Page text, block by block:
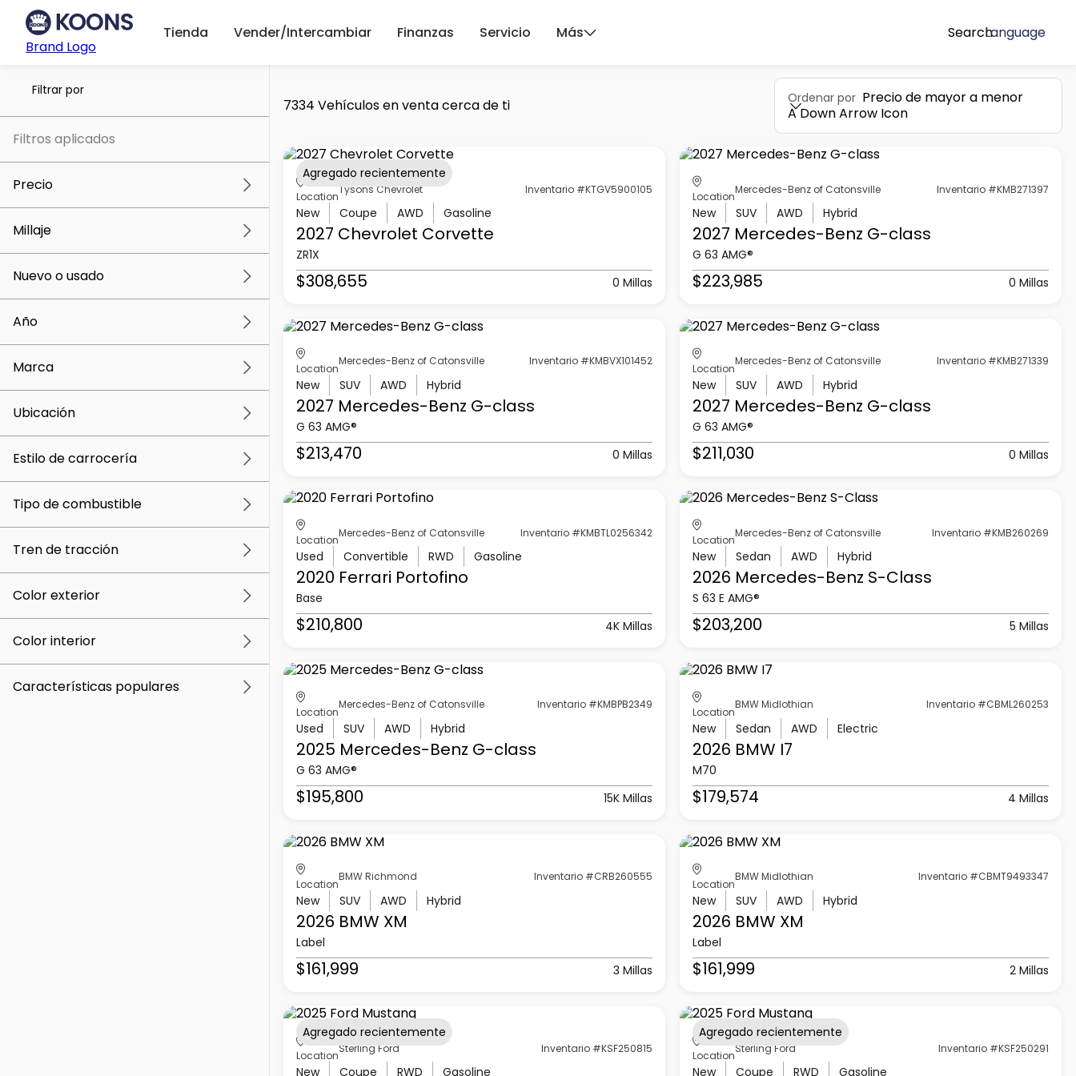
Brand Logo
Tienda Vender/Intercambiar Finanzas Servicio Más SearchLanguage
Filtrar por
Filtros aplicados
Precio
$5k $309k
Millaje
0 mi 219k mi
Nuevo o usado
Año
Marca
Ubicación
Estilo de carrocería
Tipo de combustible
Tren de tracción
Color exterior
Color interior
Características populares
7334 Vehículos en venta cerca de ti Ordenar por Precio de mayor a menor
A Down Arrow Icon
Location
Tysons Chevrolet Inventario #KTGV5900105
New Coupe AWD Gasoline
2027 Chevrolet Corvette
ZR1X
$308,655 0 Millas
Agregado recientemente
Location
Mercedes-Benz of Catonsville Inventario #KMB271397
New SUV AWD Hybrid
2027 Mercedes-Benz G-class
G 63 AMG®
$223,985 0 Millas
Location
Mercedes-Benz of Catonsville Inventario #KMBVX101452
New SUV AWD Hybrid
2027 Mercedes-Benz G-class
G 63 AMG®
$213,470 0 Millas
Location
Mercedes-Benz of Catonsville Inventario #KMB271339
New SUV AWD Hybrid
2027 Mercedes-Benz G-class
G 63 AMG®
$211,030 0 Millas
Location
Mercedes-Benz of Catonsville Inventario #KMBTL0256342
Used Convertible RWD Gasoline
2020 Ferrari Portofino
Base
$210,800 4K Millas
Location
Mercedes-Benz of Catonsville Inventario #KMB260269
New Sedan AWD Hybrid
2026 Mercedes-Benz S-Class
S 63 E AMG®
$203,200 5 Millas
Location
Mercedes-Benz of Catonsville Inventario #KMBPB2349
Used SUV AWD Hybrid
2025 Mercedes-Benz G-class
G 63 AMG®
$195,800 15K Millas
Location
BMW Midlothian Inventario #CBML260253
New Sedan AWD Electric
2026 BMW I7
M70
$179,574 4 Millas
Location
BMW Richmond Inventario #CRB260555
New SUV AWD Hybrid
2026 BMW XM
Label
$161,999 3 Millas
Location
BMW Midlothian Inventario #CBMT9493347
New SUV AWD Hybrid
2026 BMW XM
Label
$161,999 2 Millas
Location
Sterling Ford Inventario #KSF250815
New Coupe RWD Gasoline
Agregado recientemente
Location
Sterling Ford Inventario #KSF250291
New Coupe RWD Gasoline
Agregado recientemente